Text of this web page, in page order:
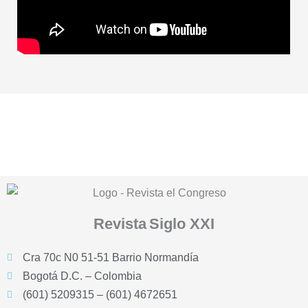
Revista Siglo XXI
Cra 70c N0 51-51 Barrio Normandía
Bogotá D.C. – Colombia
(601) 5209315 – (601) 4672651